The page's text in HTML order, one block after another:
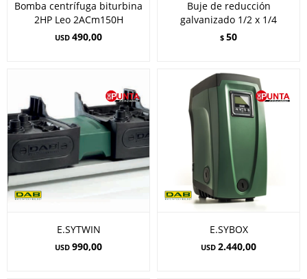
Bomba centrífuga biturbina
2HP Leo 2ACm150H
USD 490,00
Buje de reducción
galvanizado 1/2 x 1/4
$ 50
E.SYTWIN
USD 990,00
E.SYBOX
USD 2.440,00